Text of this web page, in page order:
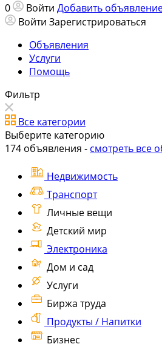
0 Войти Добавить
Войти Зарегистрироваться
Объявления
Услуги
Помощь
Фильтр
Все категории
Выберите категорию
174 объявления - смотреть все
Недвижимость
Транспорт
Личные вещи
Детский мир
Электроника
Дом и сад
Услуги
Биржа труда
Продукты / Напитки
Бизнес